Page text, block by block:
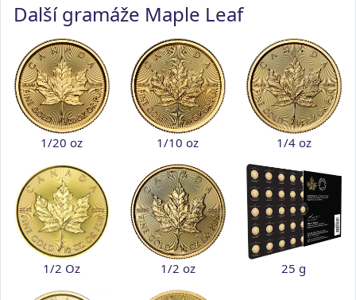
Další gramáže Maple Leaf
1/20 oz 1/10 oz 1/4 oz
1/2 Oz 1/2 oz 25 g